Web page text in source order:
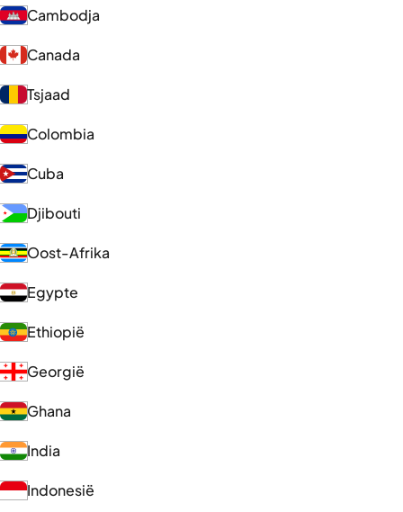
Cambodja
Canada
Tsjaad
Colombia
Cuba
Djibouti
Oost-Afrika
Egypte
Ethiopië
Georgië
Ghana
India
Indonesië